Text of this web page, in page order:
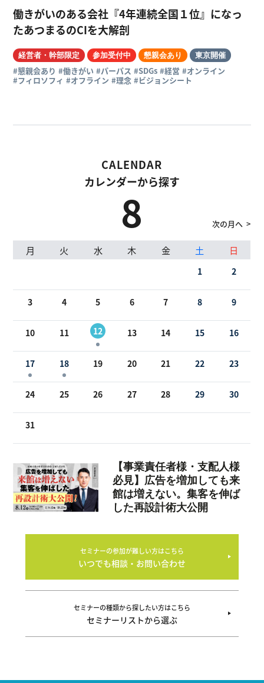
働きがいのある会社『4年連続全国１位』になっ
たあつまるのCIを大解剖
経営者・幹部限定 参加受付中 懇親会あり 東京開催
#懇親会あり #働きがい #パーパス #SDGs #経営 #オンライン
#フィロソフィ #オフライン #理念 #ビジョンシート
CALENDAR
カレンダーから探す
8 次の月へ
月 火 水 木 金 土 日
1 2
3 4 5 6 7 8 9
10 11 12 13 14 15 16
17 18 19 20 21 22 23
24 25 26 27 28 29 30
31
CALENDAR
カレンダーから探す
月 火 水 木 金 土 日
5 6
7 8 9 10 11 12 13
14 15 16 17 18 19 20
21 22 23 24 25 26 27
28 29 30
CALENDAR
カレンダーから探す
月 火 水 木 金 土 日
3 4
5 6 7 8 9 10 11
12 13 14 15 16 17 18
19 20 21 22 23 24 25
26 27 28 29 30 31
セミナーの参加が難しい方はこちら
いつでも相談・お問い合わせ
セミナーの種類から探したい方はこちら
セミナーリストから選ぶ